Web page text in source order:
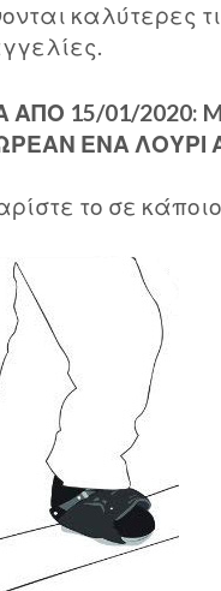
καλύτερες
15/01/2020:
ΕΝΑ ΛΟΥΡΙ
το σε